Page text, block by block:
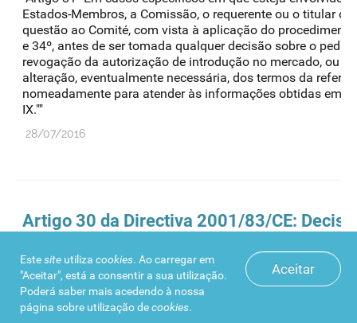
Estados-Membros, a Comissão, o requerente ou o titular
questão ao Comité, com vista à aplicação do
e 34º, antes de ser tomada qualquer decisão sobre o
revogação da autorização de introdução no mercado, ou
alteração, eventualmente necessária, dos termos da
nomeadamente para atender às informações obtidas em
IX.""
28/07/2016
Artigo 30 da Directiva 2001/83/CE:
"Artigo 30 "Caso tenham sido apresentados dois ou mais
introdução no mercado para um dado medicamento (....) e
tenham adoptado decisões divergentes relativamente à
ou revogação, um Estado-Membro, a Comissão, ou o
Aceitar
Estesite utiliza cookies. Ao carregar em
"Aceitar", está a consentir a sua utilização.
Poderá saber mais acedendo à nossa
página sobre utilização decookies.